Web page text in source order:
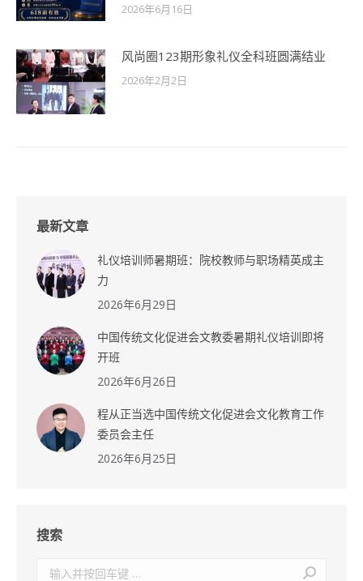
2026年6月16日
风尚圈123期形象礼仪全科班圆满结业
2026年2月2日
最新文章
礼仪培训师暑期班：院校教师与职场精英成主
力
2026年6月29日
中国传统文化促进会文教委暑期礼仪培训即将
开班
2026年6月26日
程从正当选中国传统文化促进会文化教育工作
委员会主任
2026年6月25日
搜索